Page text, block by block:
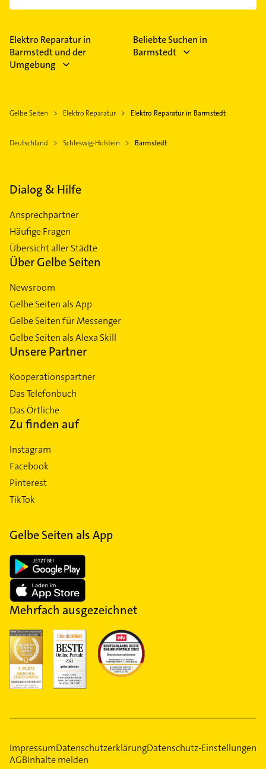
Elektro Reparatur in
Barmstedt und der
Umgebung
Beliebte Suchen in
Barmstedt
Gelbe Seiten Elektro Reparatur Elektro Reparatur in Barmstedt
Deutschland Schleswig-Holstein Barmstedt
Dialog & Hilfe
Ansprechpartner
Häufige Fragen
Übersicht aller Städte
Über Gelbe Seiten
Newsroom
Gelbe Seiten als App
Gelbe Seiten für Messenger
Gelbe Seiten als Alexa Skill
Unsere Partner
Kooperationspartner
Das Telefonbuch
Das Örtliche
Zu finden auf
Instagram
Facebook
Pinterest
TikTok
Gelbe Seiten als App
Mehrfach ausgezeichnet
ImpressumDatenschutzerklärungDatenschutz-Einstellungen
AGBInhalte melden